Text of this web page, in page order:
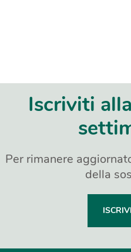
Iscriviti
Per rimanere
della